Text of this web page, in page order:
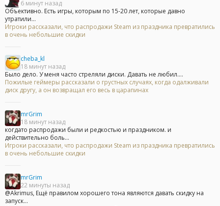
6 минут назад
Объективно. Есть игры, которым по 15-20 лет, которые давно
утратили...
Игроки рассказали, что распродажи Steam из праздника превратились
в очень небольшие скидки
cheba_kl
18 минут назад
Было дело. У меня часто стреляли диски. Давать не любил....
Пожилые геймеры рассказали о грустных случаях, когда одалживали
диск другу, а он возвращал его весь в царапинах
mrGrim
18 минут назад
когдато распродажи были и редкостью и праздником. и
действительно боль...
Игроки рассказали, что распродажи Steam из праздника превратились
в очень небольшие скидки
mrGrim
22 минуты назад
@Akrimus, Ещё правилом хорошего тона являются давать скидку на
запуск...